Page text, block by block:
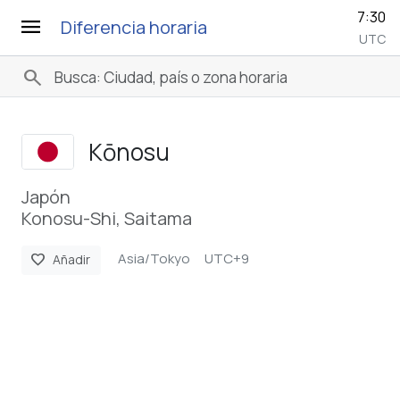
menu Diferencia horaria 7:30
UTC
search
Kōnosu
Japón
Konosu-Shi, Saitama
favorite Añadir Asia/Tokyo UTC+9